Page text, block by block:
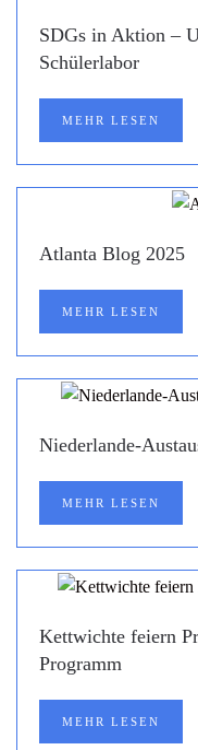
SDGs in Aktion –
Schülerlabor
MEHR LESEN
Atlanta Blog 2025
MEHR LESEN
Niederlande-
MEHR LESEN
Kettwichte feiern
Programm
MEHR LESEN